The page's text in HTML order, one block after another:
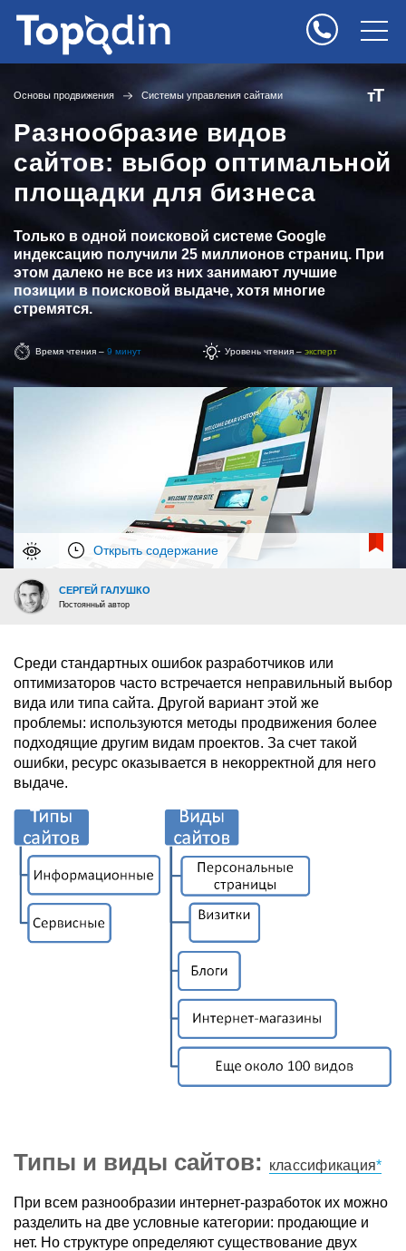
тТ
Основы продвижения Системы управления сайтами
Разнообразие видов
сайтов: выбор оптимальной
площадки для бизнеса
Только в одной поисковой системе Google
индексацию получили 25 миллионов страниц. При
этом далеко не все из них занимают лучшие
позиции в поисковой выдаче, хотя многие
стремятся.
Время чтения – 9 минут Уровень чтения – эксперт
Открыть содержание
СЕРГЕЙ ГАЛУШКО
Постоянный автор
Среди стандартных ошибок разработчиков или
оптимизаторов часто встречается неправильный выбор
вида или типа сайта. Другой вариант этой же
проблемы: используются методы продвижения более
подходящие другим видам проектов. За счет такой
ошибки, ресурс оказывается в некорректной для него
выдаче.
Типы и виды сайтов: классификация
При всем разнообразии интернет-разработок их можно
разделить на две условные категории: продающие и
нет. Но структуре определяют существование двух